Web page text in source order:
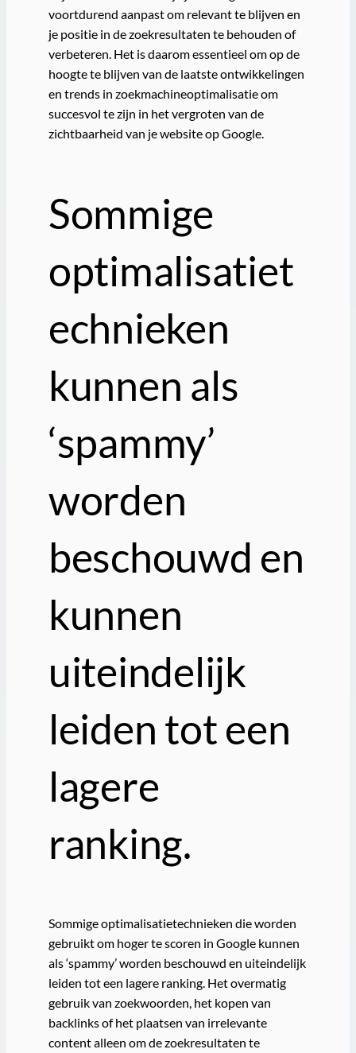
voortdurend aanpast om relevant te blijven en
je positie in de zoekresultaten te behouden of
verbeteren. Het is daarom essentieel om op de
hoogte te blijven van de laatste ontwikkelingen
en trends in zoekmachineoptimalisatie om
succesvol te zijn in het vergroten van de
zichtbaarheid van je website op Google.
Sommige
optimalisatiet
echnieken
kunnen als
‘spammy’
worden
beschouwd en
kunnen
uiteindelijk
leiden tot een
lagere
ranking.
Sommige optimalisatietechnieken die worden
gebruikt om hoger te scoren in Google kunnen
als ‘spammy’ worden beschouwd en uiteindelijk
leiden tot een lagere ranking. Het overmatig
gebruik van zoekwoorden, het kopen van
backlinks of het plaatsen van irrelevante
content alleen om de zoekresultaten te